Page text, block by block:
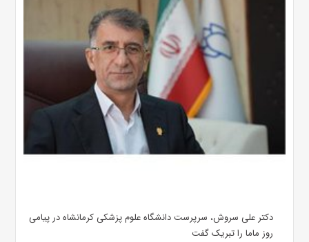
دکتر علی سروش، سرپرست دانشگاه علوم پزشکی کرمانشاه در پیامی
روز ماما را تبریک گفت